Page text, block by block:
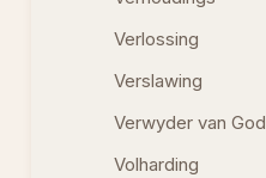
Verlossing
Verslawing
Verwyder van God
Volharding